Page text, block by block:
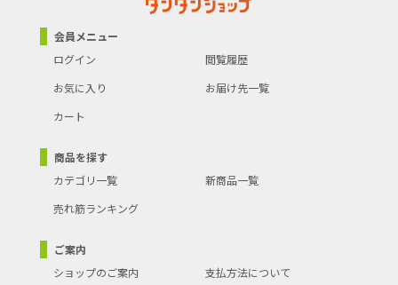
会員メニュー
ログイン
閲覧履歴
お気に入り
お届け先一覧
カート
商品を探す
カテゴリ一覧
新商品一覧
売れ筋ランキング
ご案内
ショップのご案内
支払方法について